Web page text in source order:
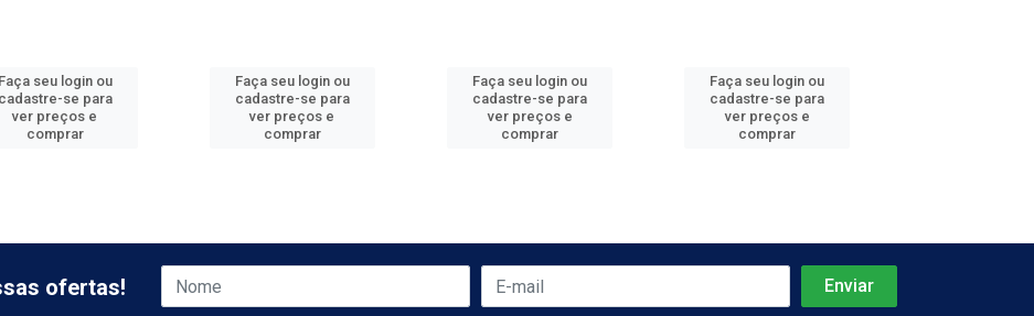
Faça seu login ou
cadastre-se para
ver preços e
comprar
Faça seu login ou
cadastre-se para
ver preços e
comprar
Faça seu login ou
cadastre-se para
ver preços e
comprar
Faça seu login ou
cadastre-se para
ver preços e
comprar
ofertas!